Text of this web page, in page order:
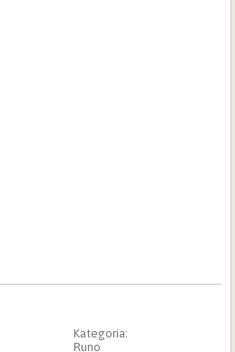
Kategoria:
Runo